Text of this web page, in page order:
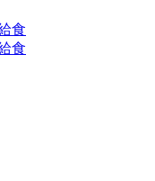
食
食